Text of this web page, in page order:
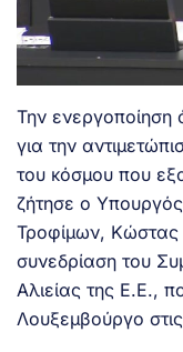
Την
για την
του κόσμου που
ζήτησε ο
Τροφίμων, Κώστας
συνεδρίαση του
Αλιείας της Ε.Ε.,
Λουξεμβούργο